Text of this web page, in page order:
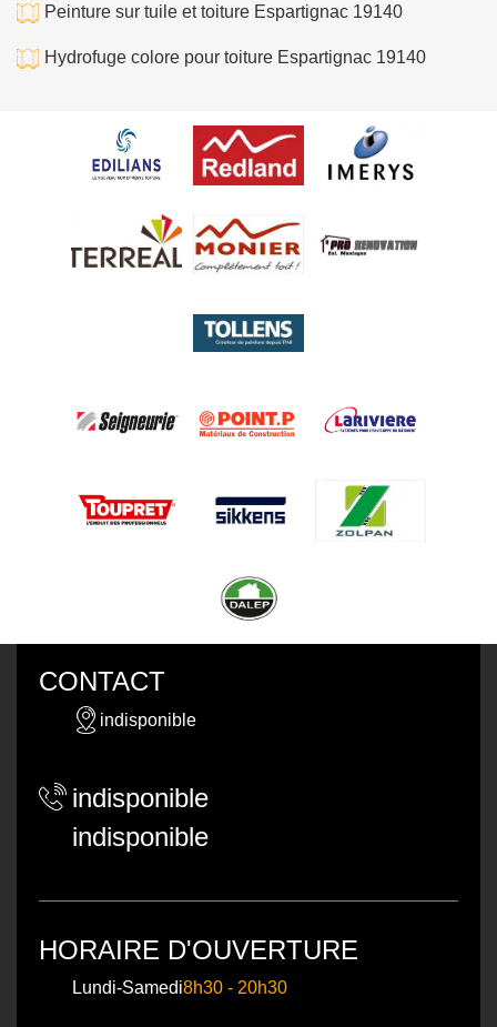
Peinture sur tuile et toiture Espartignac 19140
Hydrofuge colore pour toiture Espartignac 19140
CONTACT
indisponible
indisponible
indisponible
HORAIRE D'OUVERTURE
Lundi-Samedi8h30 - 20h30